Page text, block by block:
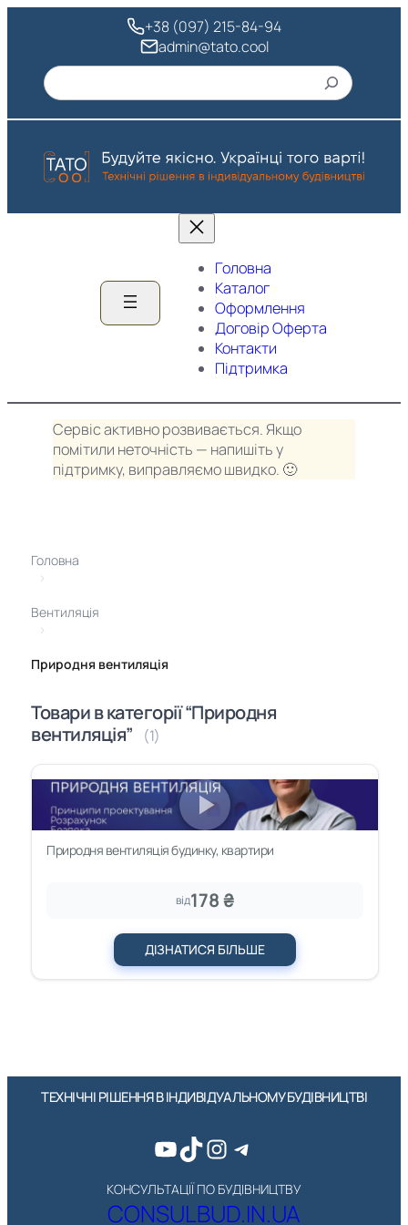
+38 (097) 215-84-94
admin@tato.cool
Пошук
Головна
Каталог
Оформлення
Договір Оферта
Контакти
Підтримка
Сервіс активно розвивається. Якщо
помітили неточність — напишіть у
підтримку, виправляємо швидко. 🙂
Головна
›
Вентиляція
›
Природня вентиляція
Товари в категорії “Природня
вентиляція”
(1)
Природня вентиляція будинку, квартири
від178 ₴
ДІЗНАТИСЯ БІЛЬШЕ
ТЕХНІЧНІ РІШЕННЯ В ІНДИВІДУАЛЬНОМУ БУДІВНИЦТВІ
YouTube
TikTok
Instagram
Telegram
КОНСУЛЬТАЦІЇ ПО БУДІВНИЦТВУ
CONSULBUD.IN.UA